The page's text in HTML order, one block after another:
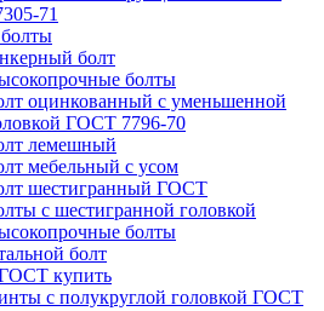
71
болт
болты
оцинкованный с уменьшенной
ГОСТ 7796-70
лемешный
мебельный с усом
шестигранный ГОСТ
с шестигранной головкой
болты
болт
купить
с полукруглой головкой ГОСТ